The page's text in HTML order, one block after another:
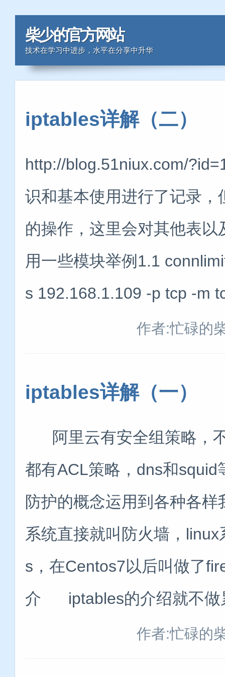
柴少的官方网站
技术在学习中进步，水平在分享中升华
iptables详解（二）
http://blog.51niux.com/
识和基本使用进行了记录
的操作，这里会对其他表
用一些模块举例1.1
s 192.168.1.109 -p tcp -m
作者:忙碌的
iptables详解（一）
阿里云有安全组策略，
都有ACL策略，dns和
防护的概念运用到各种各
系统直接就叫防火墙，
s，在Centos7以后叫做了
介 iptables的介绍就不做
作者:忙碌的